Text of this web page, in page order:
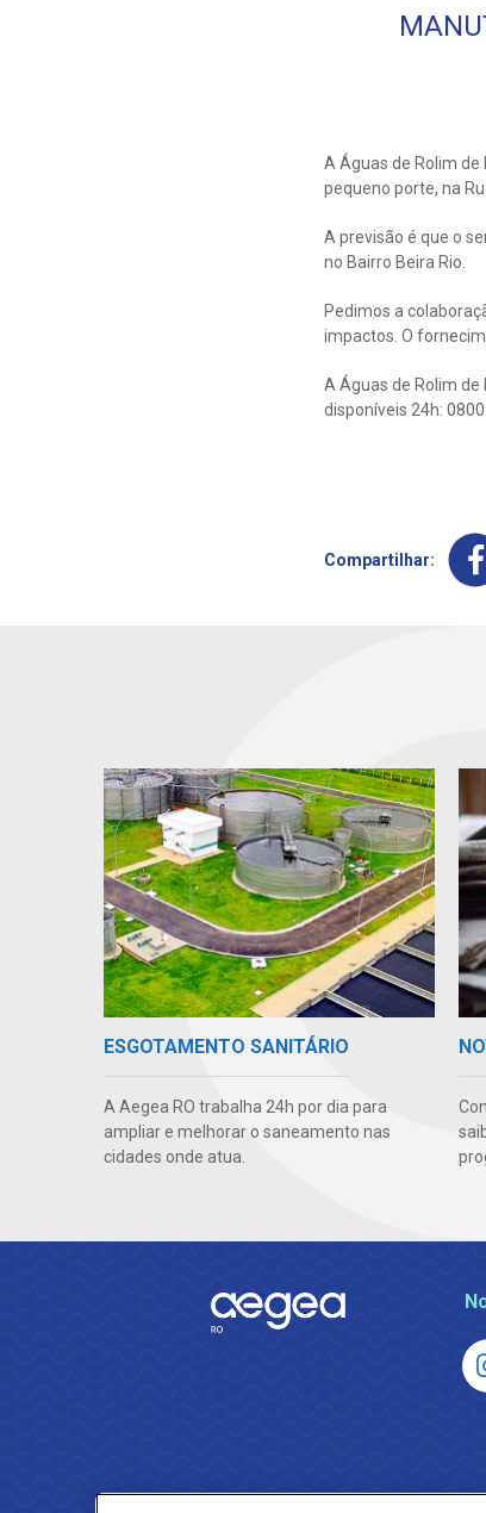
A Águas de Rolim
pequeno porte, na
A previsão é que o
no Bairro Beira Rio.
Pedimos a
impactos. O
A Águas de Rolim
disponíveis 24h:
Compartilhar:
ESGOTAMENTO SANITÁRIO
A Aegea RO trabalha 24h por dia para
ampliar e melhorar o saneamento nas
cidades onde atua.